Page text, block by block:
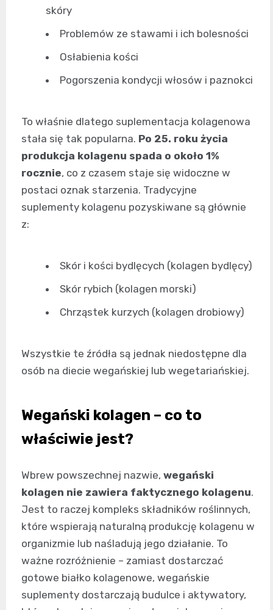
skóry
Problemów ze stawami i ich bolesności
Osłabienia kości
Pogorszenia kondycji włosów i paznokci
To właśnie dlatego suplementacja kolagenowa
stała się tak popularna. Po 25. roku życia
produkcja kolagenu spada o około 1%
rocznie, co z czasem staje się widoczne w
postaci oznak starzenia. Tradycyjne
suplementy kolagenu pozyskiwane są głównie
z:
Skór i kości bydlęcych (kolagen bydlęcy)
Skór rybich (kolagen morski)
Chrząstek kurzych (kolagen drobiowy)
Wszystkie te źródła są jednak niedostępne dla
osób na diecie wegańskiej lub wegetariańskiej.
Wegański kolagen – co to
właściwie jest?
Wbrew powszechnej nazwie, wegański
kolagen nie zawiera faktycznego kolagenu.
Jest to raczej kompleks składników roślinnych,
które wspierają naturalną produkcję kolagenu w
organizmie lub naśladują jego działanie. To
ważne rozróżnienie – zamiast dostarczać
gotowe białko kolagenowe, wegańskie
suplementy dostarczają budulce i aktywatory,